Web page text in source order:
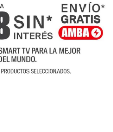
a la oferta laboral que
y repositor.